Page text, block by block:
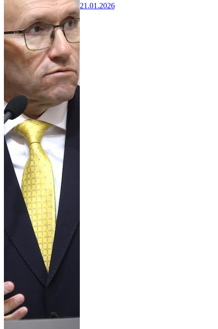
21.01.2026